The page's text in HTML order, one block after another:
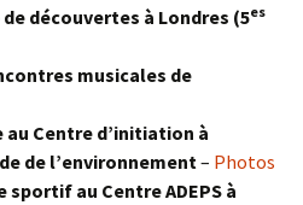
découvertes à Londres (5es
musicales de
au Centre d’initiation à
de l’environnement – Photos
sportif au Centre ADEPS à